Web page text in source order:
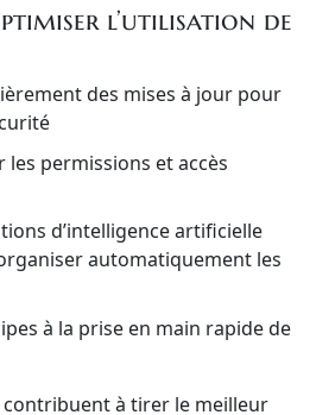
l’utilisation de
des mises à jour pour
les permissions et accès
d’intelligence artificielle
automatiquement les
à la prise en main rapide de
contribuent à tirer le meilleur